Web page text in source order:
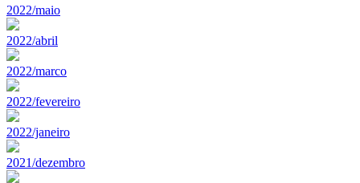
2022/maio
2022/abril
2022/marco
2022/fevereiro
2022/janeiro
2021/dezembro